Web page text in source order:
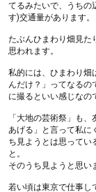
てるみたいで、うちの
す)交通量があります。
たぶんひまわり畑見た
思われます。
私的には、ひまわり畑
んだけ？」ってなるの
に撮るといい感じなの
「大地の芸術祭」も
あげる」と言って私に
ち見ようとは思ってい
と。
そのうち見ようと思い
若い頃は東京で仕事し